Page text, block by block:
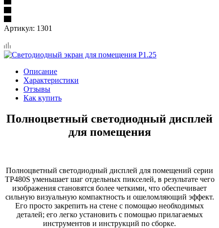
Артикул: 1301
Описание
Характеристики
Отзывы
Как купить
Полноцветный светодиодный дисплей
для помещения
Полноцветный светодиодный дисплей для помещений серии
TP480S уменьшает шаг отдельных пикселей, в результате чего
изображения становятся более четкими, что обеспечивает
сильную визуальную компактность и ошеломляющий эффект.
Его просто закрепить на стене с помощью необходимых
деталей; его легко установить с помощью прилагаемых
инструментов и инструкций по сборке.